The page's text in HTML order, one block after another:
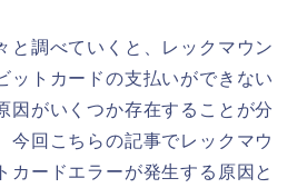
と調べていくと、レックマウン
ットカードの支払いができない
因がいくつか存在することが分
今回こちらの記事でレックマウ
カードエラーが発生する原因と